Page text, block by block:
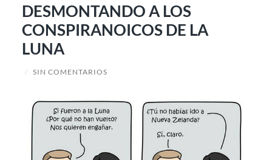
DESMONTANDO A LOS
CONSPIRANOICOS DE LA
LUNA
/ SIN COMENTARIOS